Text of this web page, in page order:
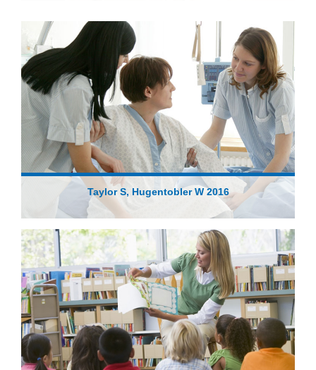
Taylor S, Hugentobler W 2016